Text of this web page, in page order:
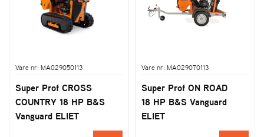
Vare nr: MA029050113
Super Prof CROSS
COUNTRY 18 HP B&S
Vanguard ELIET
Vare nr: MA029070113
Super Prof ON ROAD
18 HP B&S Vanguard
ELIET